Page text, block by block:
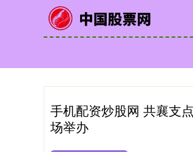
手机配资炒股网 共襄支
场举办